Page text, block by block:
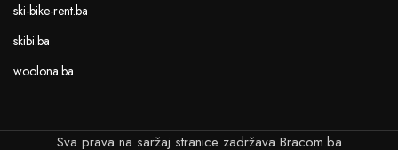
ski-bike-rent.ba
skibi.ba
woolona.ba
Sva prava na saržaj stranice zadržava Bracom.ba